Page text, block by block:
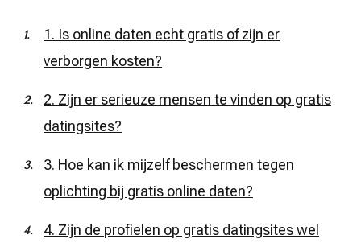
1. Is online daten echt gratis of zijn er
verborgen kosten?
2. Zijn er serieuze mensen te vinden op gratis
datingsites?
3. Hoe kan ik mijzelf beschermen tegen
oplichting bij gratis online daten?
4. Zijn de profielen op gratis datingsites wel